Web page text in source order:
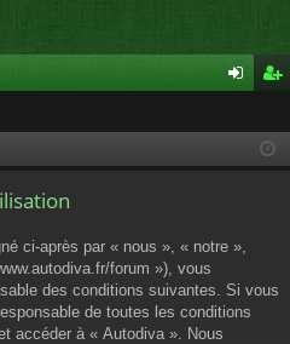
cri
ci-après par « nous », « notre »,
forum »), vous
des conditions suivantes. Si vous
de toutes les conditions
accéder à « Autodiva ». Nous